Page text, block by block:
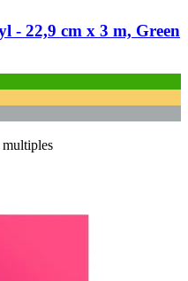
-​ 22,9 cm x 3 m, Green